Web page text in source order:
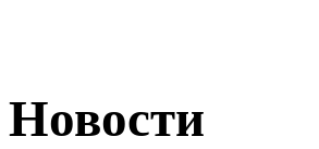
Новости